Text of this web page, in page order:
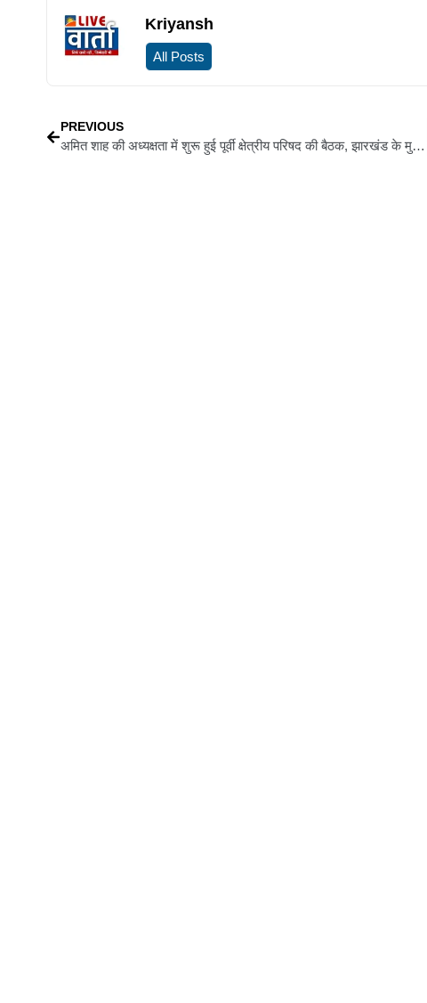
Kriyansh
All Posts
PREVIOUS
अमित शाह की अध्यक्षता में शुरू हुई पूर्वी क्षेत्रीय परिषद की बैठक, झारखंड के मुख्यमंत्री हेमंत सोरेन ने गृह मंत्री का किया स्वागत